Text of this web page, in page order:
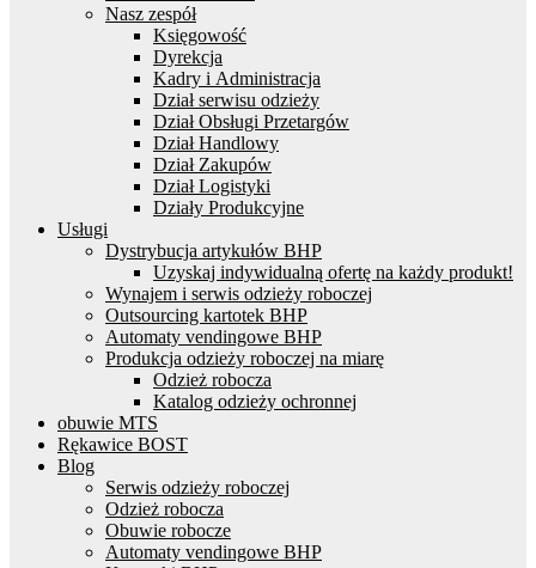
Nasz zespół
Księgowość
Dyrekcja
Kadry i Administracja
Dział serwisu odzieży
Dział Obsługi Przetargów
Dział Handlowy
Dział Zakupów
Dział Logistyki
Działy Produkcyjne
Usługi
Dystrybucja artykułów BHP
Uzyskaj indywidualną ofertę na każdy produkt!
Wynajem i serwis odzieży roboczej
Outsourcing kartotek BHP
Automaty vendingowe BHP
Produkcja odzieży roboczej na miarę
Odzież robocza
Katalog odzieży ochronnej
obuwie MTS
Rękawice BOST
Blog
Serwis odzieży roboczej
Odzież robocza
Obuwie robocze
Automaty vendingowe BHP